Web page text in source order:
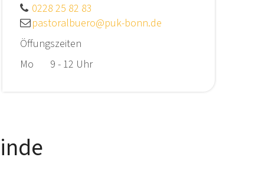
0228 25 82 83
pastoralbuero@puk-bonn.de
Öffungszeiten
Mo 9 - 12 Uhr